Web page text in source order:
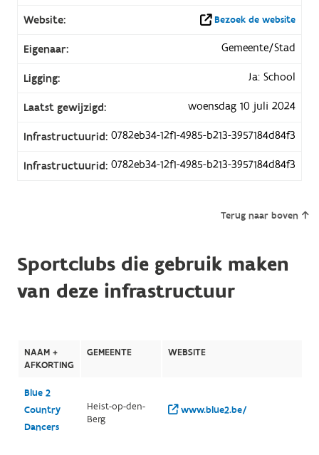
Website:
Bezoek de website
Eigenaar: Gemeente/Stad
Ligging: Ja: School
Laatst gewijzigd: woensdag 10 juli 2024
Infrastructuurid: 0782eb34-12f1-4985-b213-3957184d84f3
Infrastructuurid: 0782eb34-12f1-4985-b213-3957184d84f3
Terug naar boven
Sportclubs die gebruik maken
van deze infrastructuur
NAAM +
AFKORTING
GEMEENTE WEBSITE
Blue 2
Country
Dancers
Heist-op-den-
Berg
www.blue2.be/